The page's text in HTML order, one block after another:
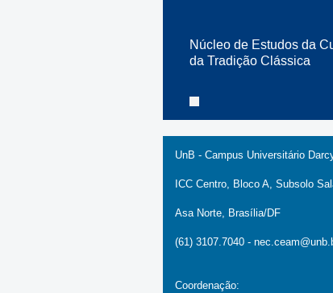
Núcleo de Estudos da
da Tradição Clássica
UnB - Campus Universitário
ICC Centro, Bloco A, Subsolo
Asa Norte, Brasília/DF
(61) 3107.7040 -
Coordenação: